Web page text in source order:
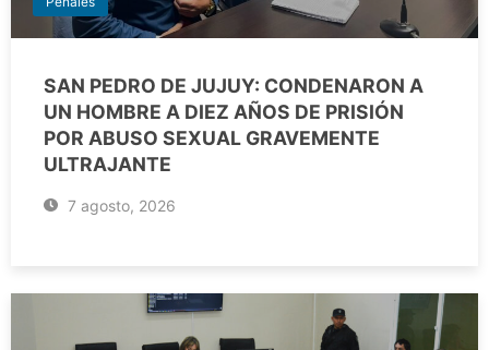
SAN PEDRO DE JUJUY: CONDENARON A
UN HOMBRE A DIEZ AÑOS DE PRISIÓN
POR ABUSO SEXUAL GRAVEMENTE
ULTRAJANTE
7 agosto, 2026